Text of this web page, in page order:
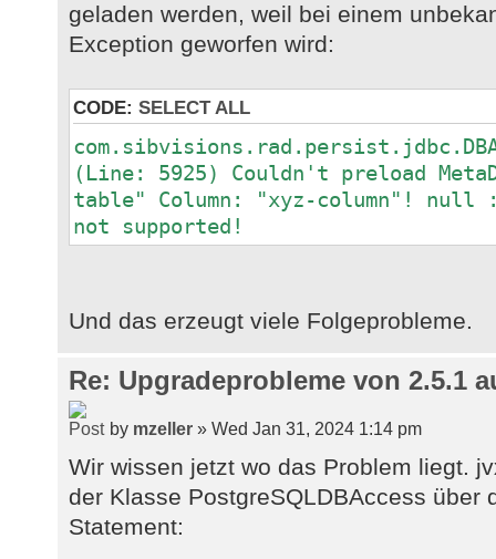
geladen werden, weil bei einem
Exception geworfen wird:
CODE: SELECT ALL
(Line: 5925) Couldn't preload
table" Column: "xyz-column"! null
not supported!
Und das erzeugt viele Folgeprobleme.
Re: Upgradeprobleme von 2.5.1
by mzeller » Wed Jan 31, 2024 1:14 pm
Wir wissen jetzt wo das Problem liegt.
der Klasse PostgreSQLDBAccess über
Statement: